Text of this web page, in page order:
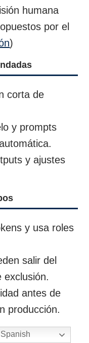
humana
por el
)
corta de
y prompts
y ajustes
y usa roles
salir del
exclusión.
antes de
producción.
Spanish